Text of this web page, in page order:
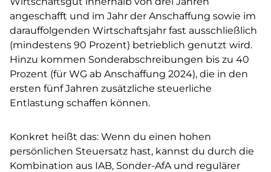
angeschafft und im Jahr der Anschaffung sowie im
darauffolgenden Wirtschaftsjahr fast ausschließlich
(mindestens 90 Prozent) betrieblich genutzt wird.
Hinzu kommen Sonderabschreibungen bis zu 40
Prozent (für WG ab Anschaffung 2024), die in den
ersten fünf Jahren zusätzliche steuerliche
Entlastung schaffen können.
Konkret heißt das: Wenn du einen hohen
persönlichen Steuersatz hast, kannst du durch die
Kombination aus IAB, Sonder-AfA und regulärer